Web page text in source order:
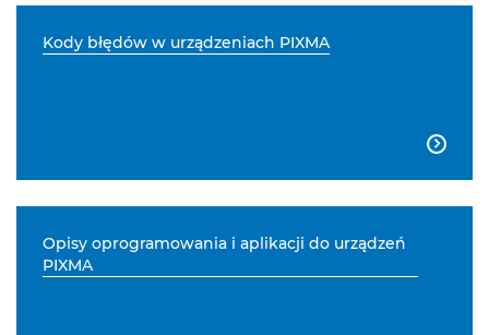
Kody błędów w urządzeniach PIXMA

Opisy oprogramowania i aplikacji do urządzeń
PIXMA